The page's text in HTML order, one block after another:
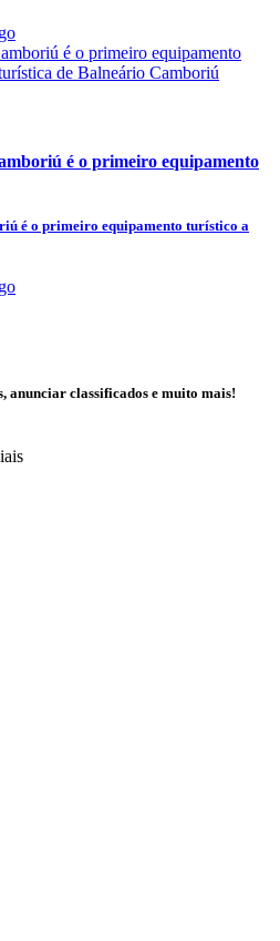
é o primeiro equipamento
é o primeiro equipamento turístico a
anunciar classificados e muito mais!